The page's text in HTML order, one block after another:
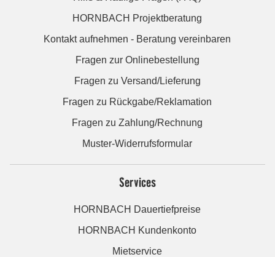
HORNBACH Projektberatung
Kontakt aufnehmen - Beratung vereinbaren
Fragen zur Onlinebestellung
Fragen zu Versand/Lieferung
Fragen zu Rückgabe/Reklamation
Fragen zu Zahlung/Rechnung
Muster-Widerrufsformular
Services
HORNBACH Dauertiefpreise
HORNBACH Kundenkonto
Mietservice